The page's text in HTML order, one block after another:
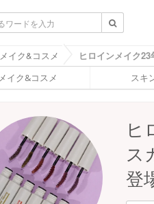
メイク&コスメ
メイク&コスメ スキ
ヒ
ス
登